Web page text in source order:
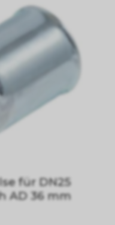
für DN25
AD 36 mm